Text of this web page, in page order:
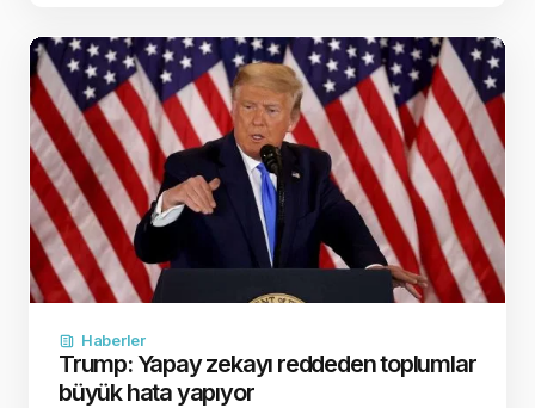
Haberler
Trump: Yapay zekayı reddeden toplumlar
büyük hata yapıyor